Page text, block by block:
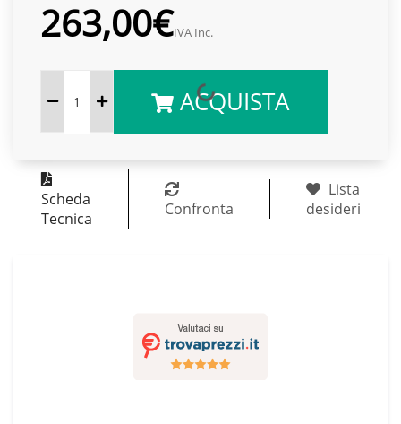
263,00€IVA Inc.
ACQUISTA
Scheda
Tecnica
Confronta
Lista
desideri